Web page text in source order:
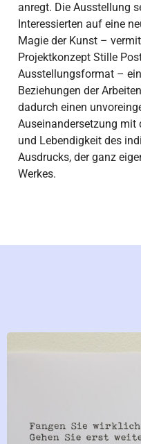
anregt. Die Ausstellung
Interessierten auf eine
Magie der Kunst –
Projektkonzept Stille
Ausstellungsformat –
Beziehungen der
dadurch einen
Auseinandersetzung mit
und Lebendigkeit des
Ausdrucks, der ganz
Werkes.